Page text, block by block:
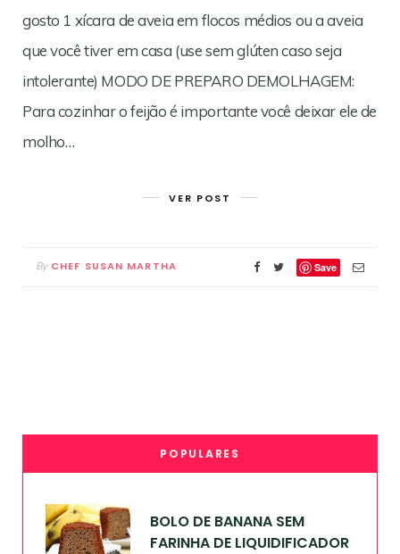
gosto 1 xícara de aveia em flocos médios ou a aveia
que você tiver em casa (use sem glúten caso seja
intolerante) MODO DE PREPARO DEMOLHAGEM:
Para cozinhar o feijão é importante você deixar ele de
molho…
VER POST
By CHEF SUSAN MARTHA Save
POPULARES
BOLO DE BANANA SEM
FARINHA DE LIQUIDIFICADOR